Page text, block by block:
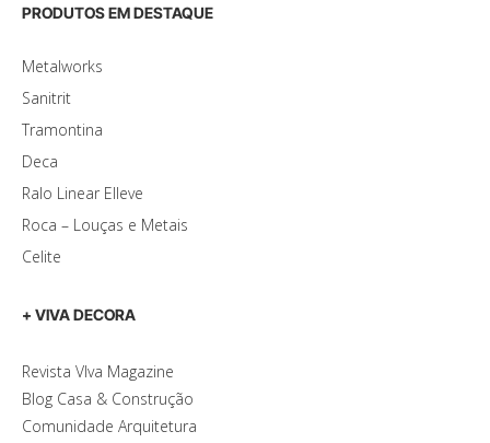
PRODUTOS EM DESTAQUE
Metalworks
Sanitrit
Tramontina
Deca
Ralo Linear Elleve
Roca – Louças e Metais
Celite
+ VIVA DECORA
Revista VIva Magazine
Blog Casa & Construção
Comunidade Arquitetura